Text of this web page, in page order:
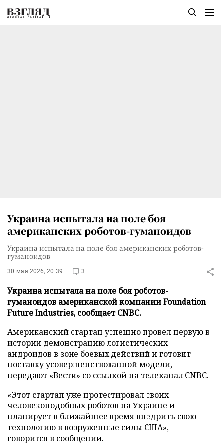
Украина испытала на поле боя
американских роботов-гуманоидов
Украина испытала на поле боя американских роботов-
гуманоидов
30 мая 2026, 20:39 3
Украина испытала на поле боя роботов-
гуманоидов американской компании Foundation
Future Industries, сообщает CNBC.
Американский стартап успешно провел первую в
истории демонстрацию логистических
андроидов в зоне боевых действий и готовит
поставку усовершенствованной модели,
передают «Вести» со ссылкой на телеканал CNBC.
«Этот стартап уже протестировал своих
человекоподобных роботов на Украине и
планирует в ближайшее время внедрить свою
технологию в вооруженные силы США», –
говорится в сообщении.